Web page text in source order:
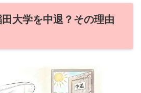
大学を中退？その理由